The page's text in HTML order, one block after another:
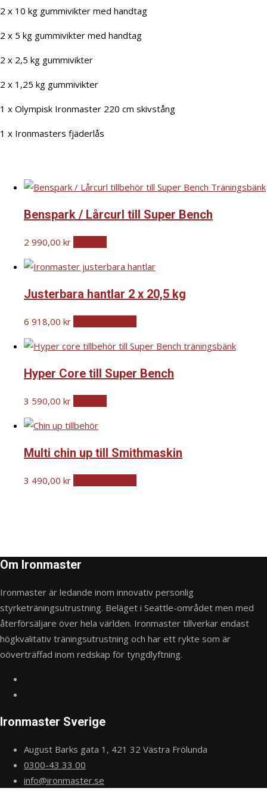
2 x 10 kg gummivikter med handtag
2 x 5 kg gummivikter med handtag
2 x 2,5 kg gummivikter
2 x 1,25 kg gummivikter
1 x Olympisk Ironmaster 220 cm skivstång
1 x Ironmasters fjäderlås
Benspark / Lårcurl till Super Bench
2 990,00 kr
Justerbara hantlar 2 x 20,5 kg
6 918,00 kr
Hyper Core till Super Bench
3 590,00 kr
Multi chin up till Smithmaskin
3 490,00 kr
Om Ironmaster
Ironmaster är ledande inom innovativ personlig
styrketräningsutrustning. Beläget i Seattle-området men med
återförsäljare över hela världen. Ironmaster tillverkar endast
högkvalitativ träningsutrustning och har ett rykte som är
oöverträffad inom redskap för tyngdlyftning.
Ironmaster Sverige
August Barks gata 1, 421 32 Västra Frölunda
0300-43 33 00
info@ironmaster.se